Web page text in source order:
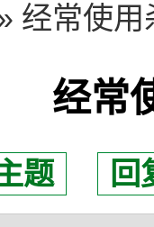
经常使
经常
题 回